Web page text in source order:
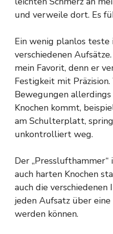
und verweile dort. Es
Ein wenig planlos teste
verschiedenen
mein Favorit, denn er
Festigkeit mit
Bewegungen allerdings
Knochen kommt,
am Schulterplatt,
unkontrolliert weg.
Der
auch harten Knochen
auch die
jeden Aufsatz über
werden können.